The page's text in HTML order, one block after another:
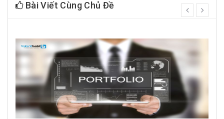
Bài Viết Cùng Chủ Đề
prev